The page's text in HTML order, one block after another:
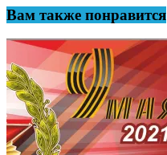
Вам также понравится